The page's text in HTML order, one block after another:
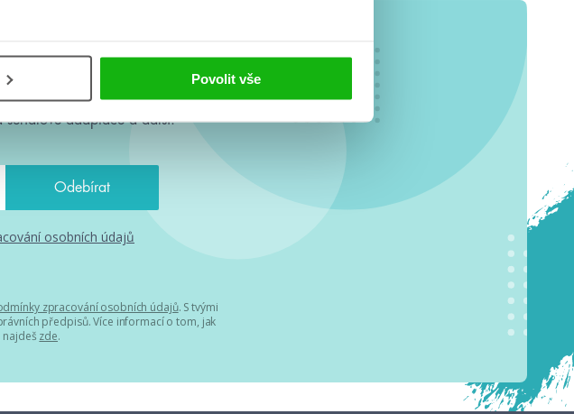
Povolit vše
do mailu! Nové knihy, co se
seriálové adaptace a další.
osobních údajů
zpracování osobních údajů. S tvými
předpisů. Více informací o tom, jak
najdeš zde.